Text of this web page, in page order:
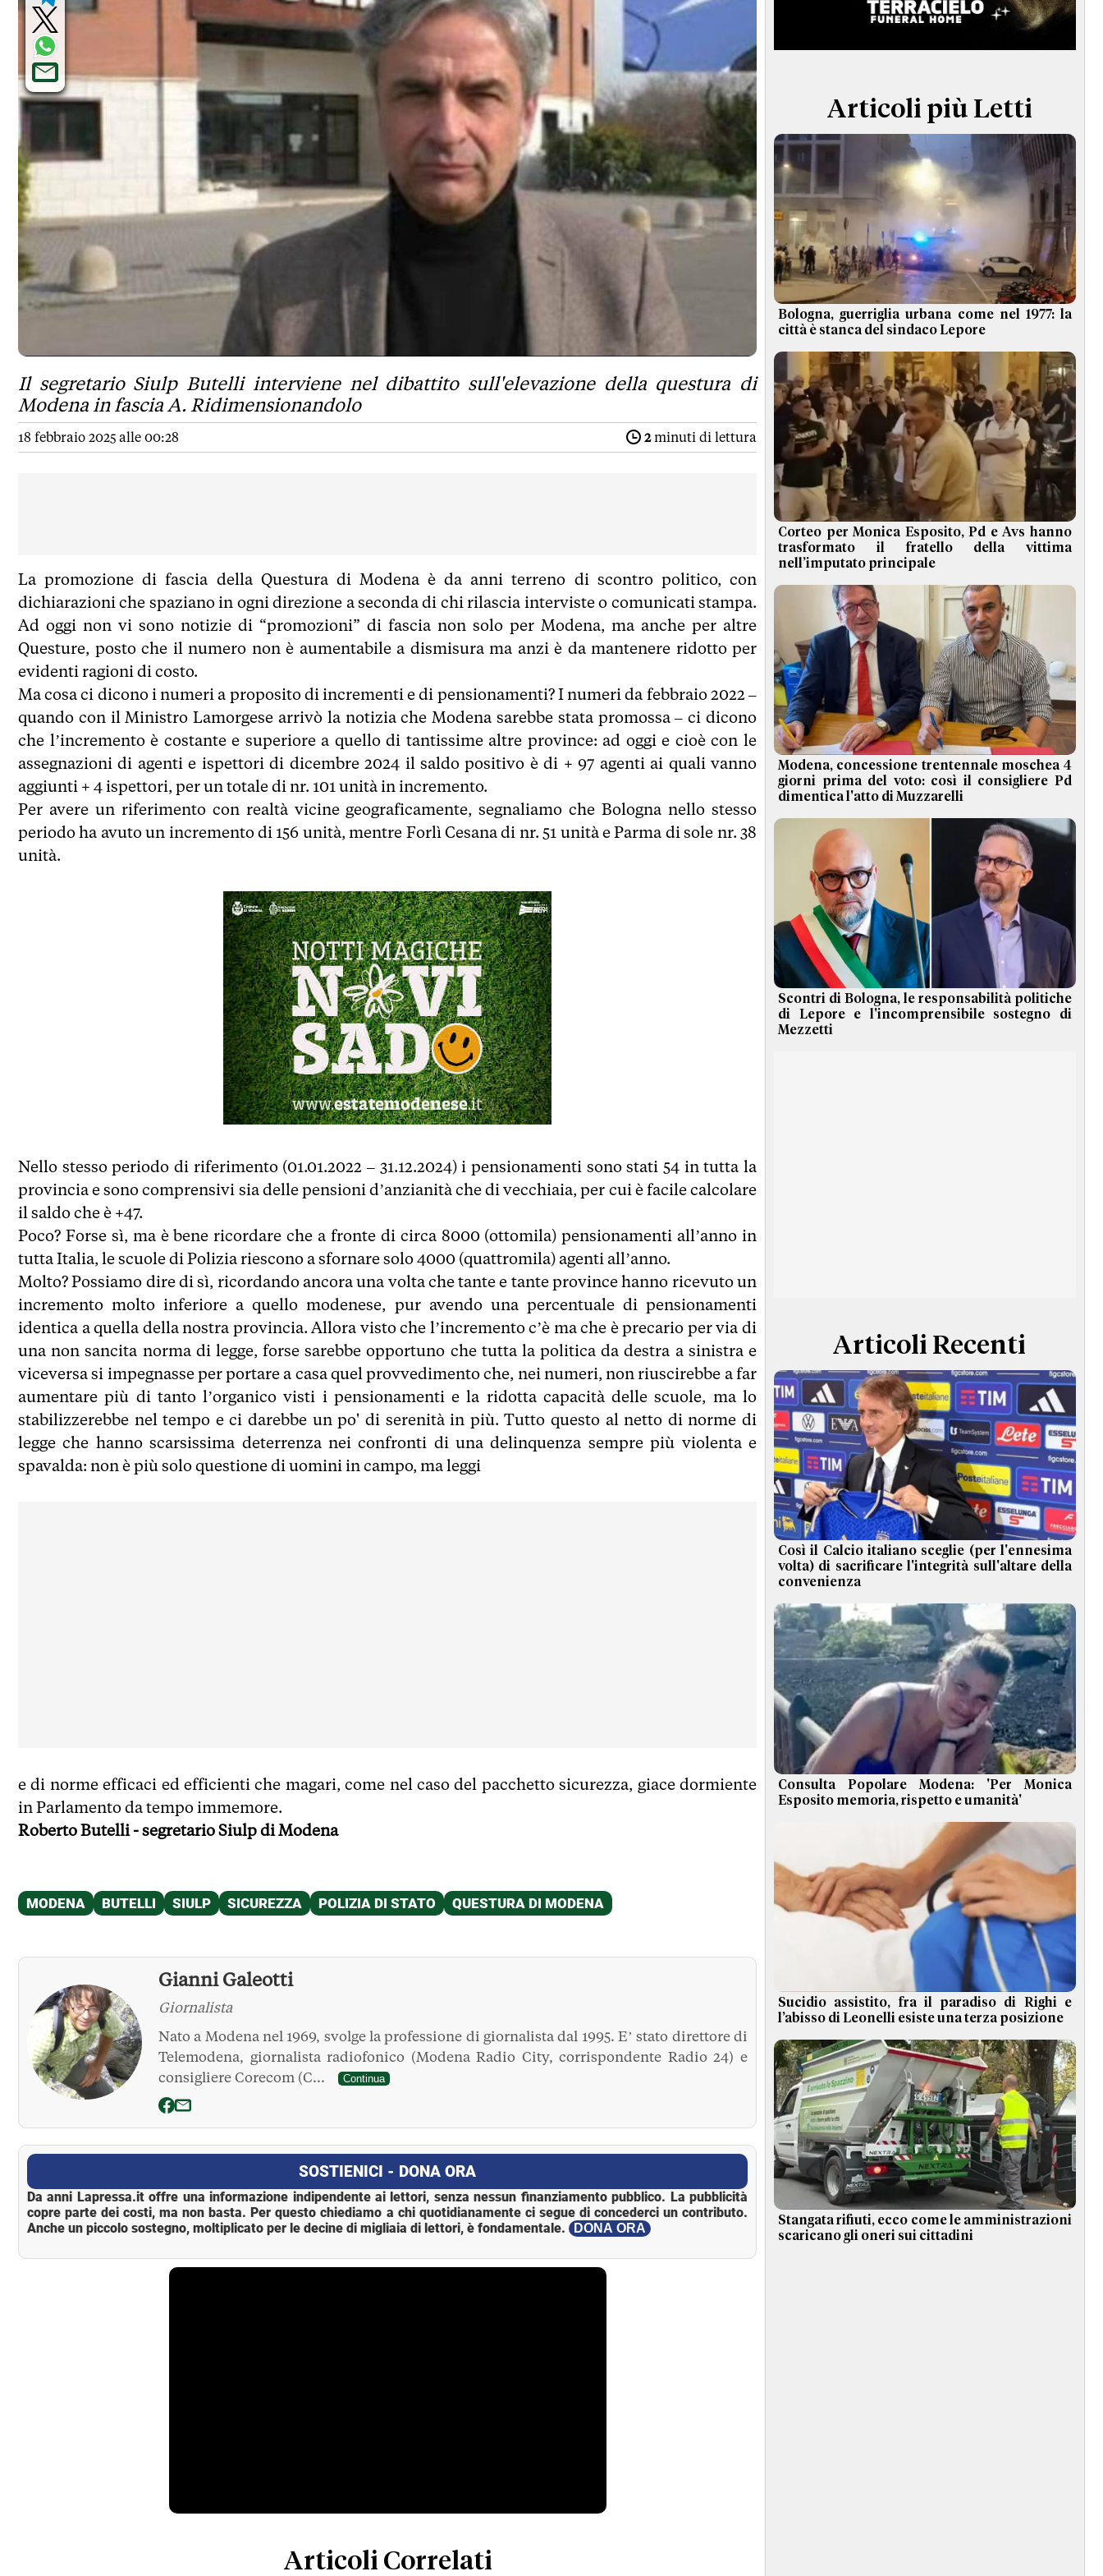
TERMINI e CONDIZIONI
Il segretario Siulp Butelli interviene nel dibattito sull'elevazione della questura di
Modena in fascia A. Ridimensionandolo
18 febbraio 2025 alle 00:28 2minuti di lettura
La promozione di fascia della Questura di Modena è da anni terreno di scontro politico, con
dichiarazioni che spaziano in ogni direzione a seconda di chi rilascia interviste o comunicati stampa.
Ad oggi non vi sono notizie di “promozioni” di fascia non solo per Modena, ma anche per altre
Questure, posto che il numero non è aumentabile a dismisura ma anzi è da mantenere ridotto per
evidenti ragioni di costo.
Ma cosa ci dicono i numeri a proposito di incrementi e di pensionamenti? I numeri da febbraio 2022 –
quando con il Ministro Lamorgese arrivò la notizia che Modena sarebbe stata promossa – ci dicono
che l’incremento è costante e superiore a quello di tantissime altre province: ad oggi e cioè con le
assegnazioni di agenti e ispettori di dicembre 2024 il saldo positivo è di + 97 agenti ai quali vanno
aggiunti + 4 ispettori, per un totale di nr. 101 unità in incremento.
Per avere un riferimento con realtà vicine geograficamente, segnaliamo che Bologna nello stesso
periodo ha avuto un incremento di 156 unità, mentre Forlì Cesana di nr. 51 unità e Parma di sole nr. 38
unità.
Nello stesso periodo di riferimento (01.01.2022 – 31.12.2024) i pensionamenti sono stati 54 in tutta la
provincia e sono comprensivi sia delle pensioni d’anzianità che di vecchiaia, per cui è facile calcolare
il saldo che è +47.
Poco? Forse sì, ma è bene ricordare che a fronte di circa 8000 (ottomila) pensionamenti all’anno in
tutta Italia, le scuole di Polizia riescono a sfornare solo 4000 (quattromila) agenti all’anno.
Molto? Possiamo dire di sì, ricordando ancora una volta che tante e tante province hanno ricevuto un
incremento molto inferiore a quello modenese, pur avendo una percentuale di pensionamenti
identica a quella della nostra provincia. Allora visto che l’incremento c’è ma che è precario per via di
una non sancita norma di legge, forse sarebbe opportuno che tutta la politica da destra a sinistra e
viceversa si impegnasse per portare a casa quel provvedimento che, nei numeri, non riuscirebbe a far
aumentare più di tanto l’organico visti i pensionamenti e la ridotta capacità delle scuole, ma lo
stabilizzerebbe nel tempo e ci darebbe un po' di serenità in più. Tutto questo al netto di norme di
legge che hanno scarsissima deterrenza nei confronti di una delinquenza sempre più violenta e
spavalda: non è più solo questione di uomini in campo, ma leggi
e di norme efficaci ed efficienti che magari, come nel caso del pacchetto sicurezza, giace dormiente
in Parlamento da tempo immemore.
Roberto Butelli - segretario Siulp di Modena
Gianni Galeotti
Giornalista
Nato a Modena nel 1969, svolge la professione di giornalista dal 1995. E’ stato direttore di
Telemodena, giornalista radiofonico (Modena Radio City, corrispondente Radio 24) e
consigliere Corecom (C...
Continua
La Pressa
SOSTIENICI - DONA ORA
Da anni Lapressa.it offre una informazione indipendente ai lettori, senza nessun finanziamento pubblico. La pubblicità
copre parte dei costi, ma non basta. Per questo chiediamo a chi quotidianamente ci segue di concederci un contributo.
Anche un piccolo sostegno, moltiplicato per le decine di migliaia di lettori, è fondamentale.
DONA ORA
Articoli Correlati
Articoli più Letti
Bologna, guerriglia urbana come nel 1977: la
città è stanca del sindaco Lepore
Corteo per Monica Esposito, Pd e Avs hanno
trasformato il fratello della vittima
nell’imputato principale
Modena, concessione trentennale moschea 4
giorni prima del voto: così il consigliere Pd
dimentica l'atto di Muzzarelli
Scontri di Bologna, le responsabilità politiche
di Lepore e l'incomprensibile sostegno di
Mezzetti
Articoli Recenti
Così il Calcio italiano sceglie (per l'ennesima
volta) di sacrificare l'integrità sull'altare della
convenienza
Consulta Popolare Modena: 'Per Monica
Esposito memoria, rispetto e umanità'
Sucidio assistito, fra il paradiso di Righi e
l’abisso di Leonelli esiste una terza posizione
Stangata rifiuti, ecco come le amministrazioni
scaricano gli oneri sui cittadini